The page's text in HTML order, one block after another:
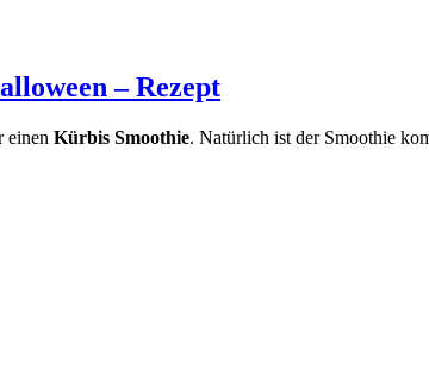
– Rezept
Kürbis Smoothie. Natürlich ist der Smoothie